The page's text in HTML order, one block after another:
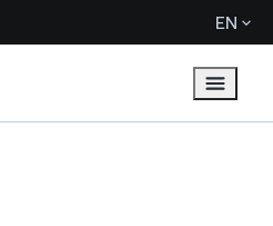
EN